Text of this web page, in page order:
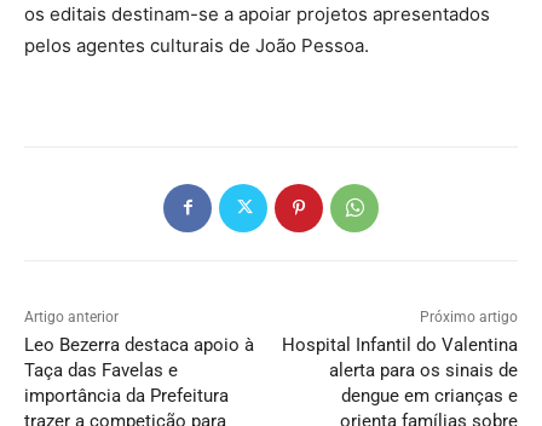
os editais destinam-se a apoiar projetos apresentados
pelos agentes culturais de João Pessoa.
Artigo anterior
Leo Bezerra destaca apoio à
Taça das Favelas e
importância da Prefeitura
trazer a competição para
Próximo artigo
Hospital Infantil do Valentina
alerta para os sinais de
dengue em crianças e
orienta famílias sobre